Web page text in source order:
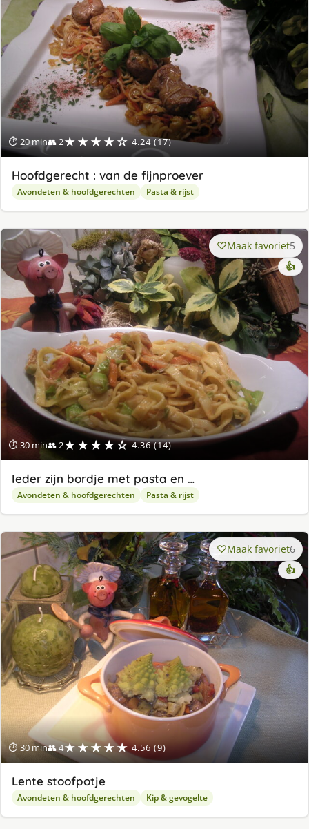
⏱ 20 min👥 2★★★★☆ 4.24 (17)
Hoofdgerecht : van de fijnproever
Avondeten & hoofdgerechten Pasta & rijst
⏱ 30 min👥 2★★★★☆ 4.36 (14)
Maak favoriet5
👍
Ieder zijn bordje met pasta en …
Avondeten & hoofdgerechten Pasta & rijst
⏱ 30 min👥 4★★★★★ 4.56 (9)
Maak favoriet6
👍
Lente stoofpotje
Avondeten & hoofdgerechten Kip & gevogelte